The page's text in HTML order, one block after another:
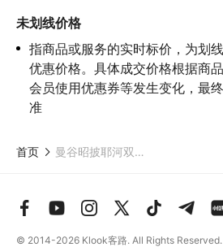
5.请您在参与项目期间全程穿戴好安全护
通，工作人员将会及时为您提供必要支持
未划线价格
指商品或服务的实时标价，为划
优惠价格。具体成交价格根据商
会员使用优惠券等发生变化，最
准
首页 曼谷昭披耶河双层随上随下观光船
© 2014-2026 Klook客路. All Rights Reserved.